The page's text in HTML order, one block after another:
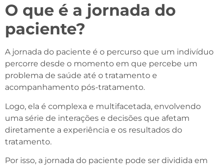
O que é a jornada do
paciente?
A jornada do paciente é o percurso que um indivíduo
percorre desde o momento em que percebe um
problema de saúde até o tratamento e
acompanhamento pós-tratamento.
Logo, ela é complexa e multifacetada, envolvendo
uma série de interações e decisões que afetam
diretamente a experiência e os resultados do
tratamento.
Por isso, a jornada do paciente pode ser dividida em